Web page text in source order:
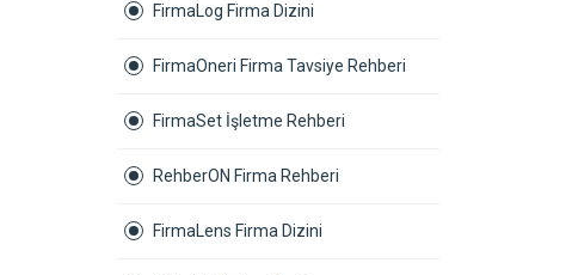
FirmaLog Firma Dizini
FirmaOneri Firma Tavsiye Rehberi
FirmaSet İşletme Rehberi
RehberON Firma Rehberi
FirmaLens Firma Dizini